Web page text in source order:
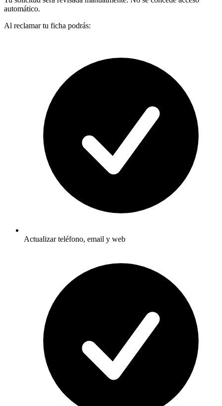
automático.
Al reclamar tu ficha podrás:
Actualizar teléfono, email y web